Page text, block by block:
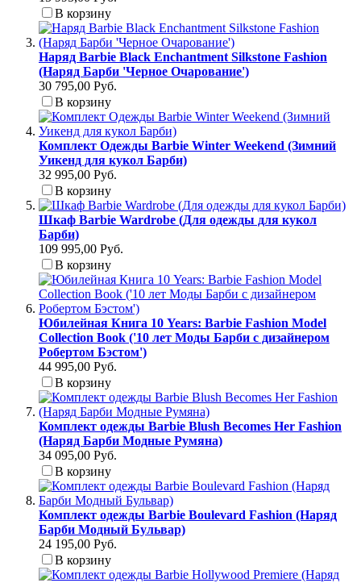
В корзину
Наряд Barbie Black Enchantment Silkstone Fashion
(Наряд Барби 'Черное Очарование')
30 795,00 Руб.
В корзину
Комплект Одежды Barbie Winter Weekend (Зимний
Уикенд для кукол Барби)
32 995,00 Руб.
В корзину
Шкаф Barbie Wardrobe (Для одежды для кукол
Барби)
109 995,00 Руб.
В корзину
Юбилейная Книга 10 Years: Barbie Fashion Model
Collection Book ('10 лет Моды Барби с дизайнером
Робертом Бэстом')
44 995,00 Руб.
В корзину
Комплект одежды Barbie Blush Becomes Her Fashion
(Наряд Барби Модные Румяна)
34 095,00 Руб.
В корзину
Комплект одежды Barbie Boulevard Fashion (Наряд
Барби Модный Бульвар)
24 195,00 Руб.
В корзину